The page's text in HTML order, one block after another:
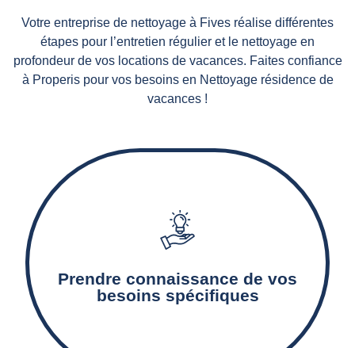
Votre entreprise de nettoyage à Fives réalise différentes
étapes pour l’entretien régulier et le nettoyage en
profondeur de vos locations de vacances. Faites confiance
à Properis pour vos besoins en Nettoyage résidence de
vacances !
Prendre connaissance de vos
besoins spécifiques
Notre agence de nettoyage détermine les
matériels adaptés.